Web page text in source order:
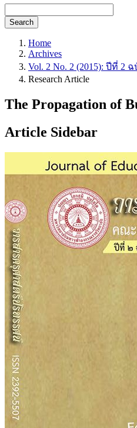
Search
Home
Archives
Vol. 2 No. 2 (2015): ปีที่ 2
Research Article
The Propagation of
Article Sidebar